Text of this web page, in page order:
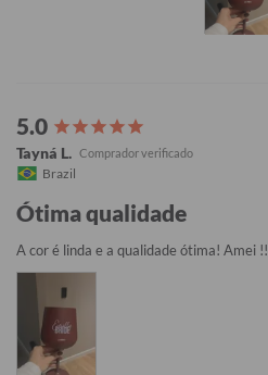
Tayná L.
Brazil
Ótima qualidade
A cor é linda e a qualidade ótima! Amei !!